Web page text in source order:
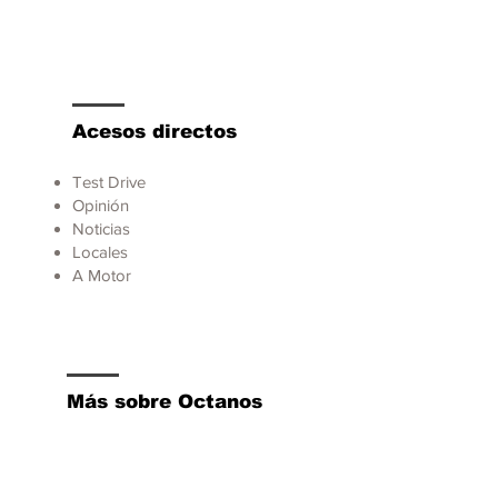
Acesos directos
Test Drive
Opinión
Noticias
Locales
A Motor
Más sobre Octanos